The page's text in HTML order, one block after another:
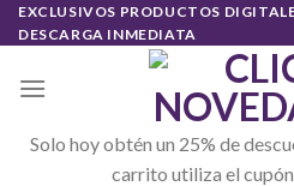
Skip
to
EXCLUSIVOS PRODUCTOS
DESCARGA INMEDIATA
Solo hoy obtén un 25% de
carrito utiliza el